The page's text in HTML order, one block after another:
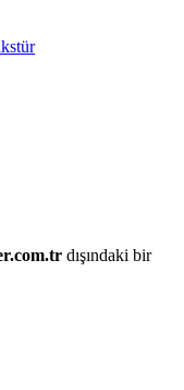
dışındaki bir